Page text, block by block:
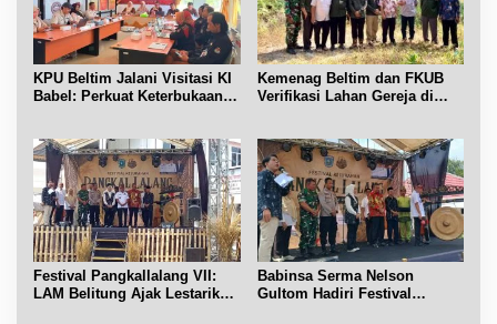
KPU Beltim Jalani Visitasi KI
Babel: Perkuat Keterbukaan
Kemenag Beltim dan FKUB
Verifikasi Lahan Gereja di
Festival Pangkallalang VII:
LAM Belitung Ajak Lestarikan
Babinsa Serma Nelson
Gultom Hadiri Festival